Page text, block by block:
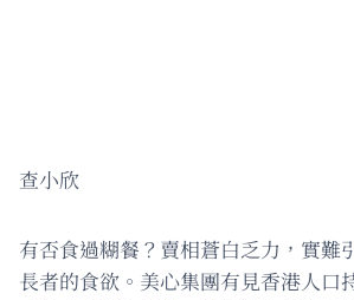
查小欣
有否食過糊餐？賣相蒼白乏力，實難
長者的食欲。美心集團有見香港人口